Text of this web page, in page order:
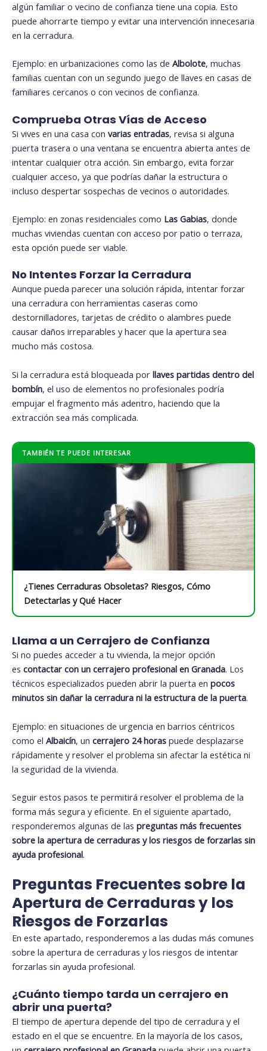
algún familiar o vecino de confianza tiene una copia. Esto
puede ahorrarte tiempo y evitar una intervención innecesaria
en la cerradura.
Ejemplo: en urbanizaciones como las de Albolote, muchas
familias cuentan con un segundo juego de llaves en casas de
familiares cercanos o con vecinos de confianza.
Comprueba Otras Vías de Acceso
Si vives en una casa con varias entradas, revisa si alguna
puerta trasera o una ventana se encuentra abierta antes de
intentar cualquier otra acción. Sin embargo, evita forzar
cualquier acceso, ya que podrías dañar la estructura o
incluso despertar sospechas de vecinos o autoridades.
Ejemplo: en zonas residenciales como Las Gabias, donde
muchas viviendas cuentan con acceso por patio o terraza,
esta opción puede ser viable.
No Intentes Forzar la Cerradura
Aunque pueda parecer una solución rápida, intentar forzar
una cerradura con herramientas caseras como
destornilladores, tarjetas de crédito o alambres puede
causar daños irreparables y hacer que la apertura sea
mucho más costosa.
Si la cerradura está bloqueada por llaves partidas dentro del
bombín, el uso de elementos no profesionales podría
empujar el fragmento más adentro, haciendo que la
extracción sea más complicada.
TAMBIÉN TE PUEDE INTERESAR
¿Tienes Cerraduras Obsoletas? Riesgos, Cómo
Detectarlas y Qué Hacer
Llama a un Cerrajero de Confianza
Si no puedes acceder a tu vivienda, la mejor opción
es contactar con un cerrajero profesional en Granada. Los
técnicos especializados pueden abrir la puerta en pocos
minutos sin dañar la cerradura ni la estructura de la puerta.
Ejemplo: en situaciones de urgencia en barrios céntricos
como el Albaicín, un cerrajero 24 horas puede desplazarse
rápidamente y resolver el problema sin afectar la estética ni
la seguridad de la vivienda.
Seguir estos pasos te permitirá resolver el problema de la
forma más segura y eficiente. En el siguiente apartado,
responderemos algunas de las preguntas más frecuentes
sobre la apertura de cerraduras y los riesgos de forzarlas sin
ayuda profesional.
Preguntas Frecuentes sobre la
Apertura de Cerraduras y los
Riesgos de Forzarlas
En este apartado, responderemos a las dudas más comunes
sobre la apertura de cerraduras y los riesgos de intentar
forzarlas sin ayuda profesional.
¿Cuánto tiempo tarda un cerrajero en
abrir una puerta?
El tiempo de apertura depende del tipo de cerradura y el
estado en el que se encuentre. En la mayoría de los casos,